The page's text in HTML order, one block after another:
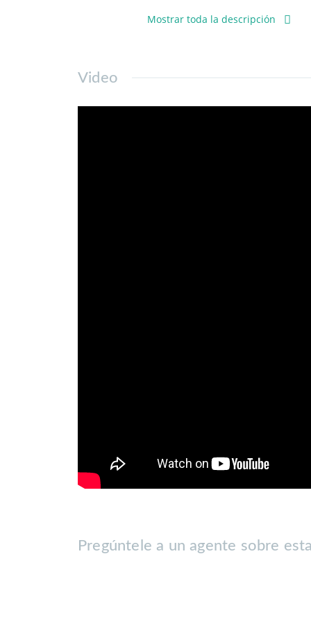
Irarrázaval, supermercados,
- Comisión de corretaje 50% del
No deje de visitar.
Mostrar toda la descripción
Video
Pregúntele a un agente sobre